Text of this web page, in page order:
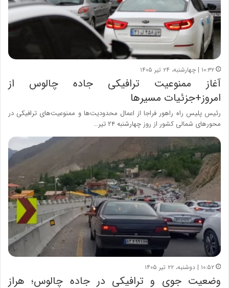
۱۰:۳۲ | چهارشنبه، ۲۴ تیر ۱۴۰۵
آغاز ممنوعیت ترافیکی جاده چالوس از
امروز+جزئیات مسیرها
رئیس پلیس راه راهور فراجا از اعمال محدودیت‌ها و ممنوعیت‌های ترافیکی در
محورهای شمالی کشور از روز چهارشنبه ۲۴ تیر…
۱۰:۵۲ | دوشنبه، ۲۲ تیر ۱۴۰۵
وضعیت جوی و ترافیکی در جاده چالوس؛ هراز